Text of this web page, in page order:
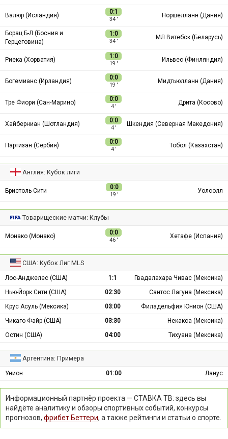
Валюр (Исландия) 0:1
34 ′
Норшелланн (Дания)
Борац Б-Л (Босния и
Герцеговина)
1:0
34 ′
МЛ Витебск (Беларусь)
Риека (Хорватия) 1:0
19 ′
Ильвес (Финляндия)
Богемианс (Ирландия) 0:0
19 ′
Мидтьюлланн (Дания)
Тре Фиори (Сан-Марино) 0:0
4 ′
Дрита (Косово)
Хайберниан (Шотландия) 0:0
4 ′
Шкендия (Северная Македония)
Партизан (Сербия) 0:0
4 ′
Тобол (Казахстан)
Англия: Кубок лиги
Бристоль Сити 0:0
19 ′
Уолсолл
Товарищеские матчи: Клубы
Монако (Монако) 0:0
46 ′
Хетафе (Испания)
США: Кубок Лиг MLS
Лос-Анджелес (США) 1:1
Гвадалахара Чивас (Мексика)
Нью-Йорк Сити (США)
02:30
Сантос Лагуна (Мексика)
Крус Асуль (Мексика)
03:00
Филадельфия Юнион (США)
Чикаго Файр (США)
03:30
Некакса (Мексика)
Остин (США)
04:00 Тихуана (Мексика)
Аргентина: Примера
Унион 01:00 Ланус
Информационный партнёр проекта — СТАВКА ТВ: здесь вы
найдёте аналитику и обзоры спортивных событий, конкурсы
прогнозов, фрибет Беттери, а также рейтинги и статьи о спорте.